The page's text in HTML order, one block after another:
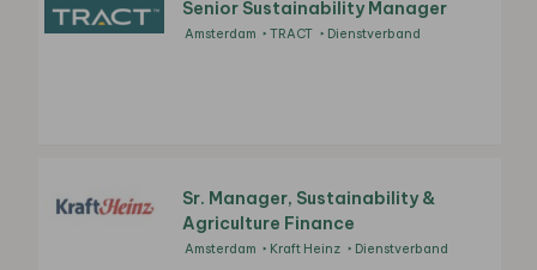
Senior Sustainability Manager
Amsterdam TRACT Dienstverband
Sr. Manager, Sustainability &
Agriculture Finance
Amsterdam Kraft Heinz Dienstverband